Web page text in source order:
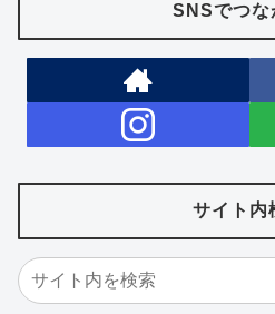
SNSでつな
サイト内